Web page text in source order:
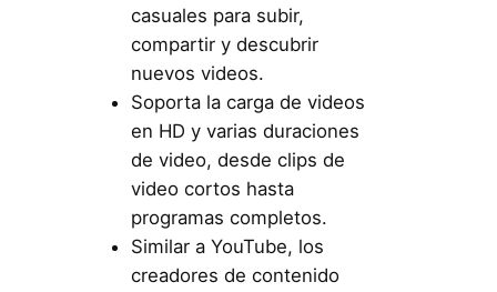
casuales para subir,
compartir y descubrir
nuevos videos.
Soporta la carga de videos
en HD y varias duraciones
de video, desde clips de
video cortos hasta
programas completos.
Similar a YouTube, los
creadores de contenido